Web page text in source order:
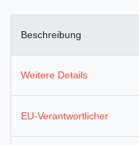
Beschreibung
Weitere Details
EU-Verantwortlicher